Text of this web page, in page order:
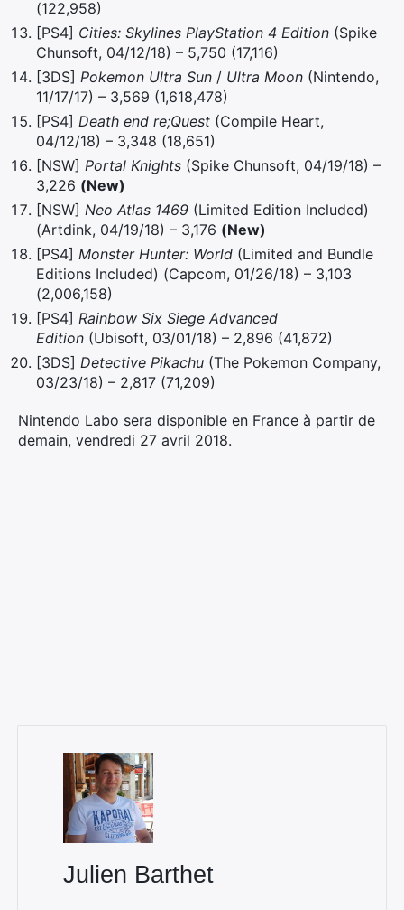
(122,958)
[PS4] Cities: Skylines PlayStation 4 Edition (Spike
Chunsoft, 04/12/18) – 5,750 (17,116)
[3DS] Pokemon Ultra Sun / Ultra Moon (Nintendo,
11/17/17) – 3,569 (1,618,478)
[PS4] Death end re;Quest (Compile Heart,
04/12/18) – 3,348 (18,651)
[NSW] Portal Knights (Spike Chunsoft, 04/19/18) –
3,226 (New)
[NSW] Neo Atlas 1469 (Limited Edition Included)
(Artdink, 04/19/18) – 3,176 (New)
[PS4] Monster Hunter: World (Limited and Bundle
Editions Included) (Capcom, 01/26/18) – 3,103
(2,006,158)
[PS4] Rainbow Six Siege Advanced
Edition (Ubisoft, 03/01/18) – 2,896 (41,872)
[3DS] Detective Pikachu (The Pokemon Company,
03/23/18) – 2,817 (71,209)
Nintendo Labo sera disponible en France à partir de
demain, vendredi 27 avril 2018.
Julien Barthet
Rechercher